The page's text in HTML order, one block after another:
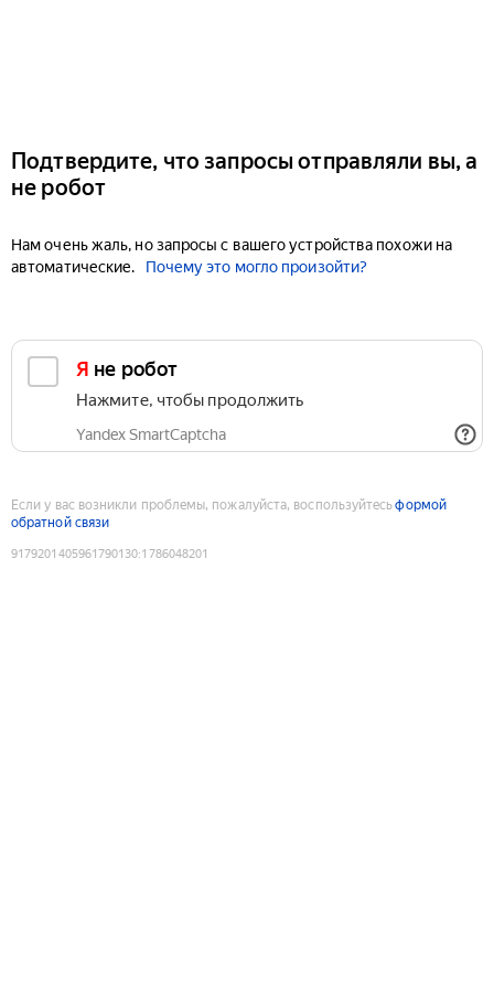
Подтвердите, что запросы отправляли вы, а
не робот
Нам очень жаль, но запросы с вашего устройства похожи на
автоматические.
Почему это могло произойти?
Я не робот
Нажмите, чтобы продолжить
Yandex SmartCaptcha
Если у вас возникли проблемы, пожалуйста, воспользуйтесьформой
обратной связи
9179201405961790130:1786048201